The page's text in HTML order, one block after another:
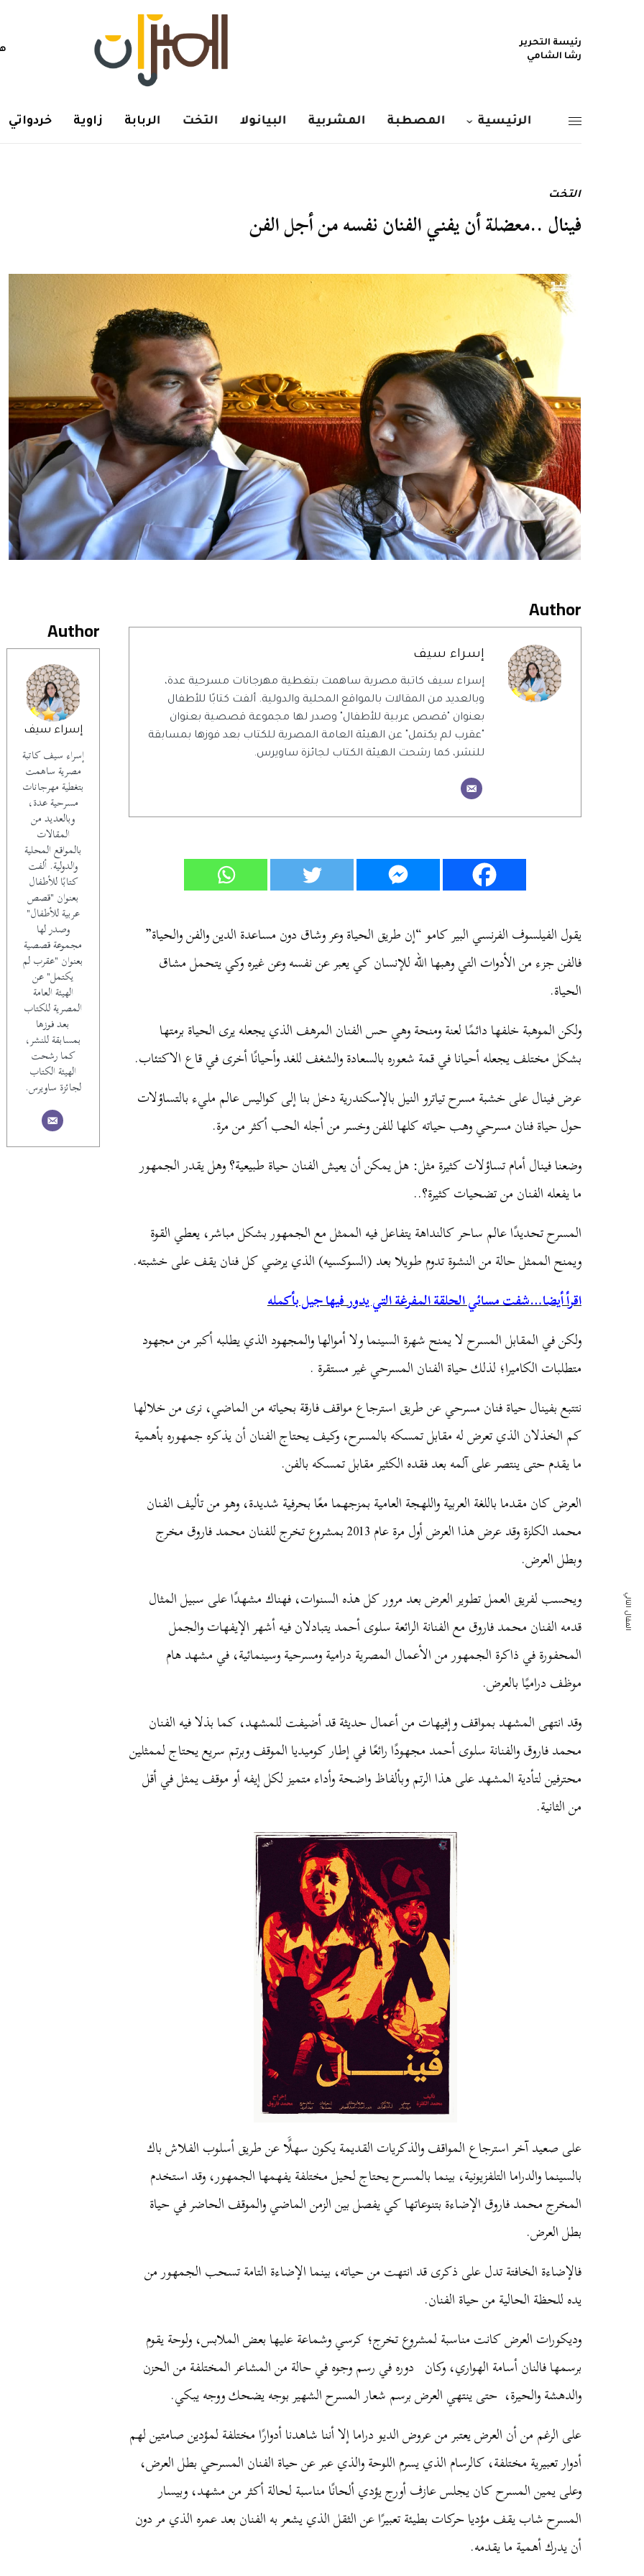
رئيسة التحرير
رشا الشامي
الرئيسية المصطبة المشربية البيانولا التخت الربابة زاوية خردواتي
التخت
فينال ..معضلة أن يفني الفنان نفسه من أجل الفن
Author
إسراء سيف
إسراء سيف كاتبة
مصرية ساهمت
بتغطية مهرجانات
مسرحية عدة،
وبالعديد من
المقالات
بالمواقع المحلية
والدولية. ألفت
كتابًا للأطفال
بعنوان "قصص
عربية للأطفال"
وصدر لها
مجموعة قصصية
بعنوان "عقرب لم
يكتمل" عن
الهيئة العامة
المصرية للكتاب
بعد فوزها
بمسابقة للنشر،
كما رشحت
الهيئة الكتاب
لجائزة ساويرس.
Author
إسراء سيف
إسراء سيف كاتبة مصرية ساهمت بتغطية مهرجانات مسرحية عدة،
وبالعديد من المقالات بالمواقع المحلية والدولية. ألفت كتابًا للأطفال
بعنوان "قصص عربية للأطفال" وصدر لها مجموعة قصصية بعنوان
"عقرب لم يكتمل" عن الهيئة العامة المصرية للكتاب بعد فوزها بمسابقة
للنشر، كما رشحت الهيئة الكتاب لجائزة ساويرس.
يقول الفيلسوف الفرنسي البير كامو “إن طريق الحياة وعر وشاق دون مساعدة الدين والفن والحياة”
فالفن جزء من الأدوات التي وهبها الله للإنسان كي يعبر عن نفسه وعن غيره وكي يتحمل مشاق
الحياة.
ولكن الموهبة خلفها دائمًا لعنة ومنحة وهي حس الفنان المرهف الذي يجعله يرى الحياة برمتها
بشكل مختلف يجعله أحيانا في قمة شعوره بالسعادة والشغف للغد وأحيانًا أخرى في قاع الاكتئاب.
عرض فينال على خشبة مسرح تياترو النيل بالإسكندرية دخل بنا إلى كواليس عالم مليء بالتساؤلات
حول حياة فنان مسرحي وهب حياته كلها للفن وخسر من أجله الحب أكثر من مرة.
وضعنا فينال أمام تساؤلات كثيرة مثل: هل يمكن أن يعيش الفنان حياة طبيعية؟ وهل يقدر الجمهور
ما يفعله الفنان من تضحيات كثيرة؟..
المسرح تحديدًا عالم ساحر كالنداهة يتفاعل فيه الممثل مع الجمهور بشكل مباشر، يعطي القوة
ويمنح الممثل حالة من النشوة تدوم طويلا بعد (السوكسيه) الذي يرضي كل فنان يقف على خشبته.
اقرأ أيضا…شفت مسائي الحلقة المفرغة التي يدور فيها جيل بأكمله
ولكن في المقابل المسرح لا يمنح شهرة السينما ولا أموالها والمجهود الذي يطلبه أكبر من مجهود
متطلبات الكاميرا؛ لذلك حياة الفنان المسرحي غير مستقرة .
نتتبع بفينال حياة فنان مسرحي عن طريق استرجاع مواقف فارقة بحياته من الماضي، نرى من خلالها
كم الخذلان الذي تعرض له مقابل تمسكه بالمسرح، وكيف يحتاج الفنان أن يذكره جمهوره بأهمية
ما يقدم حتى ينتصر على آلمه بعد فقده الكثير مقابل تمسكه بالفن.
العرض كان مقدما باللغة العربية واللهجة العامية بمزجهما معًا بحرفية شديدة، وهو من تأليف الفنان
محمد الكلزة وقد عرض هذا العرض أول مرة عام 2013 بمشروع تخرج للفنان محمد فاروق مخرج
وبطل العرض.
ويحسب لفريق العمل تطوير العرض بعد مرور كل هذه السنوات، فهناك مشهدًا على سبيل المثال
قدمه الفنان محمد فاروق مع الفنانة الرائعة سلوى أحمد يتبادلان فيه أشهر الإيفهات والجمل
المحفورة في ذاكرة الجمهور من الأعمال المصرية درامية ومسرحية وسينمائية، في مشهد هام
موظف دراميًا بالعرض.
وقد انتهى المشهد بمواقف وإفيهات من أعمال حديثة قد أضيفت للمشهد، كما بذلا فيه الفنان
محمد فاروق والفنانة سلوى أحمد مجهودًا رائعًا في إطار كوميديا الموقف وبرتم سريع يحتاج لممثلين
محترفين لتأدية المشهد على هذا الرتم وبألفاظ واضحة وأداء متميز لكل إيفه أو موقف يمثل في أقل
من الثانية.
على صعيد آخر استرجاع المواقف والذكريات القديمة يكون سهلًَا عن طريق أسلوب الفلاش باك
بالسينما والدراما التلفزيونية، بينما بالمسرح يحتاج لحيل مختلفة يفهمها الجمهور، وقد استخدم
المخرج محمد فاروق الإضاءة بتنوعاتها كي يفصل بين الزمن الماضي والموقف الحاضر في حياة
بطل العرض.
فالإضاءة الخافتة تدل على ذكرى قد انتهت من حياته، بينما الإضاءة التامة تسحب الجمهور من
يده للحظة الحالية من حياة الفنان.
وديكورات العرض كانت مناسبة لمشروع تخرج؛ كرسي وشماعة عليها بعض الملابس، ولوحة يقوم
برسمها فالنان أسامة الهواري، وكان دوره في رسم وجوه في حالة من المشاعر المختلفة من الحزن
والدهشة والحيرة، حتى ينتهي العرض برسم شعار المسرح الشهير بوجه يضحك ووجه يبكي.
على الرغم من أن العرض يعتبر من عروض الديو دراما إلا أننا شاهدنا أدوارًا مختلفة لمؤدين صامتين لهم
أدوار تعبيرية مختلفة، كالرسام الذي يسرم اللوحة والذي عبر عن حياة الفنان المسرحي بطل العرض،
وعلى يمين المسرح كان يجلس عازف أورج يؤدي ألحانًا مناسبة لحالة أكثر من مشهد، وبيسار
المسرح شاب يقف مؤديا حركات بطيئة تعبيرًا عن الثقل الذي يشعر به الفنان بعد عمره الذي مر دون
أن يدرك أهمية ما يقدمه.
المقال التالي